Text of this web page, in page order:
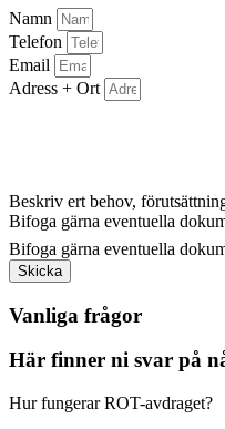
Namn
Telefon
Email
Adress + Ort
Beskriv ert behov,
Bifoga gärna eventuella
Bifoga gärna eventuella
Skicka
Vanliga frågor
Här finner ni svar på
Hur fungerar ROT-avdraget?